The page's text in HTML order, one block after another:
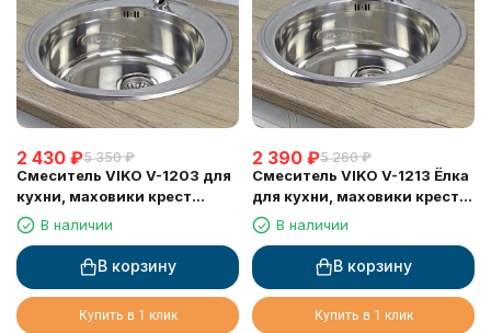
2 430 ₽5 350 ₽
Смеситель VIKO V-1203 для
кухни, маховики крест
керамика
В наличии
В корзину
Купить в 1 клик
2 390 ₽5 260 ₽
Смеситель VIKO V-1213 Ёлка
для кухни, маховики крест
керамика
В наличии
В корзину
Купить в 1 клик